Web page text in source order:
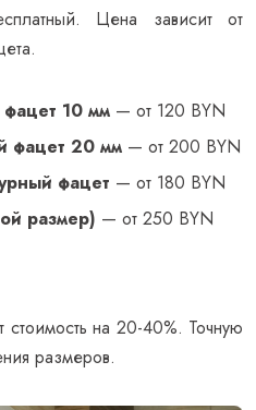
Цена зависит от
10 мм — от 120 BYN
фацет 20 мм — от 200 BYN
фацет — от 180 BYN
размер) — от 250 BYN
на 20-40%. Точную
размеров.